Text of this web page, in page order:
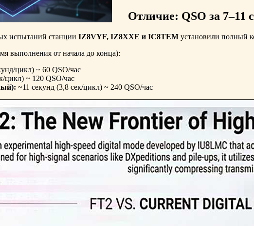
Отличие: QSO за 7–11
испытаний станции IZ8VYF, IZ8XXE и IC8TEM установили полный
выполнения от начала до конца):
цикл) ~ 60 QSO/час
цикл) ~ 120 QSO/час
~11 секунд (3,8 сек/цикл) ~ 240 QSO/час